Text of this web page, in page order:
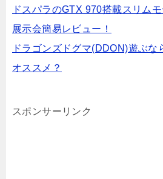
ドスパラのGTX 970搭載スリム
展示会簡易レビュー！
ドラゴンズドグマ(DDON)遊ぶ
オススメ？
スポンサーリンク